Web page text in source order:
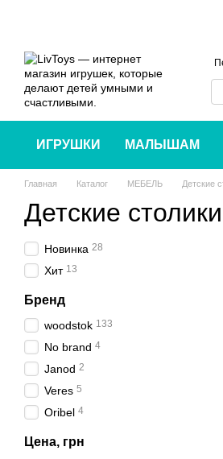
ИГРУШКИ МАЛЫШАМ
Главная Каталог МЕБЕЛЬ Детские
Детские
Новинка 28
Хит 13
Бренд
woodstok 133
No brand 4
Janod 2
Veres 5
Oribel 4
Цена, грн